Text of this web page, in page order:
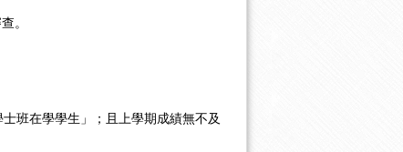
。
班在學學生」；且上學期成績無不及